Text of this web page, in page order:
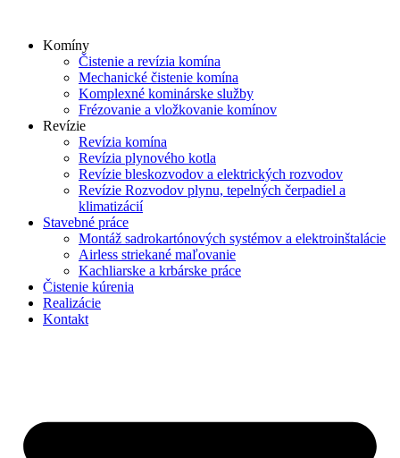
contentKomíny
Čistenie a revízia komína
Mechanické čistenie komína
Komplexné kominárske služby
Frézovanie a vložkovanie komínov
Revízie
Revízia komína
Revízia plynového kotla
Revízie bleskozvodov a elektrických rozvodov
Revízie Rozvodov plynu, tepelných čerpadiel a
klimatizácií
Stavebné práce
Montáž sadrokartónových systémov a elektroinštalácie
Airless striekané maľovanie
Kachliarske a krbárske práce
Čistenie kúrenia
Realizácie
Kontakt